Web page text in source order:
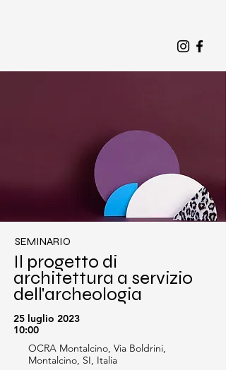
SEMINARIO
Il progetto di
architettura a servizio
dell'archeologia
25 luglio 2023
10:00
OCRA Montalcino, Via Boldrini,
Montalcino, SI, Italia